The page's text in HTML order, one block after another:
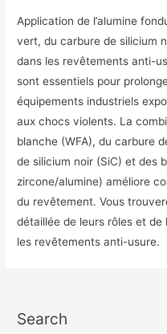
Application de l’alumine
vert, du carbure de silicium
dans les revêtements anti-
sont essentiels pour
équipements industriels
aux chocs violents. La
blanche (WFA), du carbure
de silicium noir (SiC) et des
zircone/alumine) améliore
du revêtement. Vous
détaillée de leurs rôles et
les revêtements anti-usure.
Search